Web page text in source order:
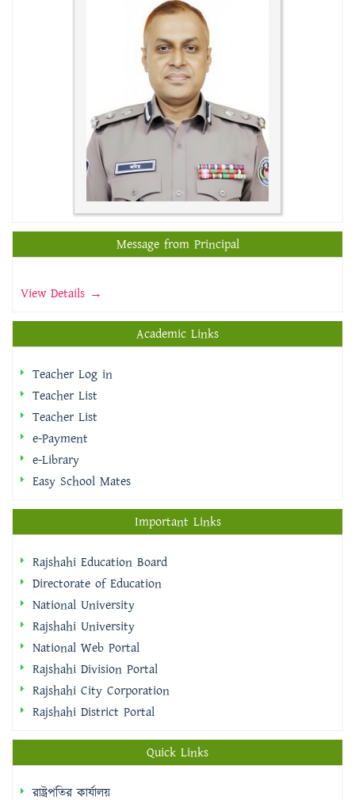
Message from Principal
View Details →
Academic Links
Teacher Log in
Teacher List
Teacher List
e-Payment
e-Library
Easy School Mates
Important Links
Rajshahi Education Board
Directorate of Education
National University
Rajshahi University
National Web Portal
Rajshahi Division Portal
Rajshahi City Corporation
Rajshahi District Portal
Quick Links
রাষ্ট্রপতির কার্যালয়